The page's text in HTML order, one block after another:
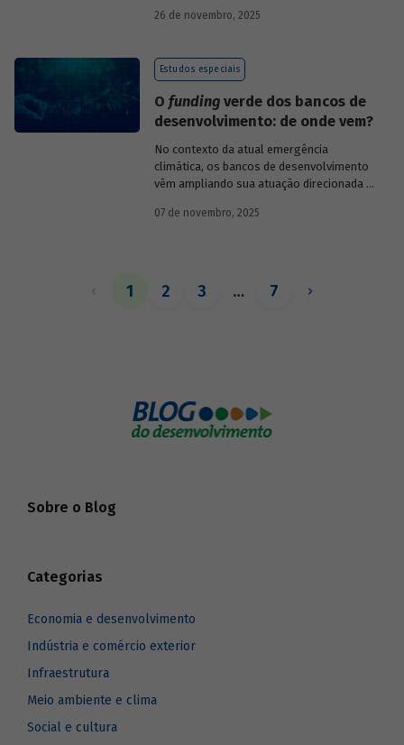
brasileiro, ocupando um espaço central
momentos de crise, como as de 2008 e
da Covid-19, e no combate à emergência
entanto, são necessárias sólidas fontes
de recursos.
26 de novembro, 2025
Estudos especiais
O fundingverde dos bancos de
desenvolvimento: de onde vem?
No contexto da atual emergência
climática, os bancos de desenvolvimento
vêm ampliando sua atuação direcionada à
e, consequentemente, buscado novas
bancos de desenvolvimento, comparando
07 de novembro, 2025
1 2 3 … 7
Sobre o Blog
Categorias
Economia e desenvolvimento
Indústria e comércio exterior
Infraestrutura
Meio ambiente e clima
Social e cultura